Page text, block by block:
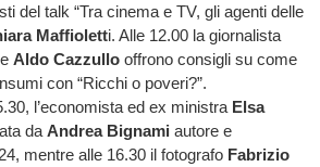
del talk “Tra cinema e TV, gli agenti delle
Maffioletti. Alle 12.00 la giornalista
e Aldo Cazzullooffrono consigli su come
con “Ricchi o poveri?”.
l’economista ed ex ministra Elsa
da Andrea Bignami autore e
mentre alle 16.30 il fotografo Fabrizio